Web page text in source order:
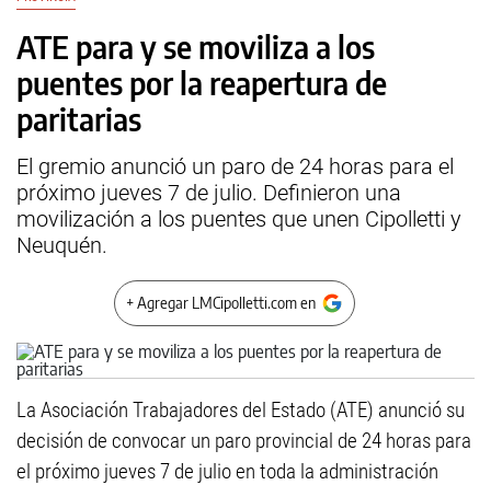
ATE para y se moviliza a los
puentes por la reapertura de
paritarias
El gremio anunció un paro de 24 horas para el
próximo jueves 7 de julio. Definieron una
movilización a los puentes que unen Cipolletti y
Neuquén.
+ Agregar LMCipolletti.com en
La Asociación Trabajadores del Estado (ATE) anunció su
decisión de convocar un paro provincial de 24 horas para
el próximo jueves 7 de julio en toda la administración